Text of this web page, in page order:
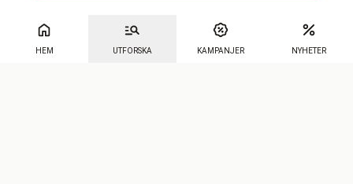
HEM UTFORSKA KAMPANJER NYHETER